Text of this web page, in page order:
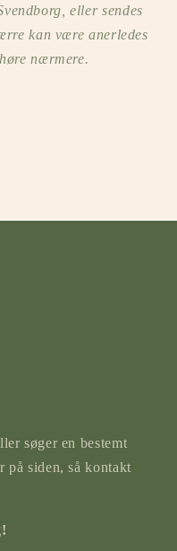
eller sendes
kan være anerledes
nærmere.
søger en bestemt
på siden, så kontakt